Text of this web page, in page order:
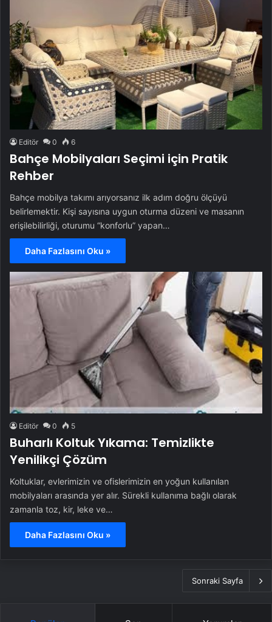
Editör 0 6
Bahçe Mobilyaları Seçimi için Pratik
Rehber
Bahçe mobilya takımı arıyorsanız ilk adım doğru ölçüyü
belirlemektir. Kişi sayısına uygun oturma düzeni ve masanın
erişilebilirliği, oturumu “konforlu” yapan…
Daha Fazlasını Oku »
Editör 0 5
Buharlı Koltuk Yıkama: Temizlikte
Yenilikçi Çözüm
Koltuklar, evlerimizin ve ofislerimizin en yoğun kullanılan
mobilyaları arasında yer alır. Sürekli kullanıma bağlı olarak
zamanla toz, kir, leke ve…
Daha Fazlasını Oku »
Sonraki Sayfa